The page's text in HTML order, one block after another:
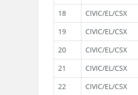
18
CIVIC/EL/CSX
19
CIVIC/EL/CSX
20
CIVIC/EL/CSX
21
CIVIC/EL/CSX
22
CIVIC/EL/CSX